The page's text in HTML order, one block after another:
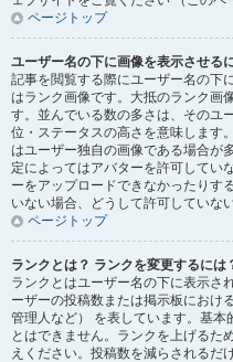
ページトップ
ユーザー名の下に画像を表示させる
記事を閲覧する際にユーザー名の下
はランク画像です。大抵のランク画
す。並んでいる数の多さは、そのユ
位・ステータスの高さを意味します
はユーザー独自の画像である場合が
定によってはアバターを許可してい
ーをアップロードできなかったりす
いない場合、どうして許可していな
ページトップ
ランクとは？ ランクを変更するには
ランクとはユーザー名の下に表示さ
ーザーの投稿数または掲示板におけ
管理人など） を表しています。基本
とはできません。ランクを上げるた
えください。投稿数を減らされるだ